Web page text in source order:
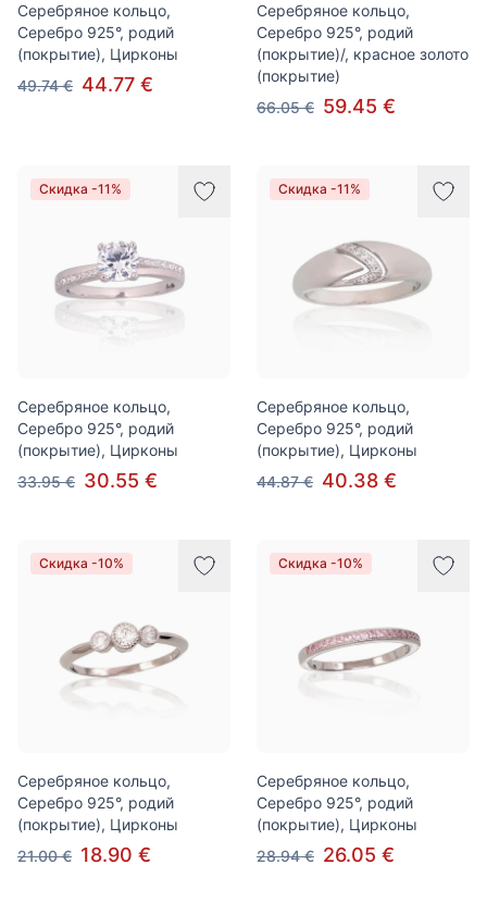
Серебряное кольцо,
Серебро 925°, родий
(покрытие), Цирконы
49.74 € 44.77 €
Серебряное кольцо,
Серебро 925°, родий
(покрытие)/, красное золото
(покрытие)
66.05 € 59.45 €
Скидка -11%
Серебряное кольцо,
Серебро 925°, родий
(покрытие), Цирконы
33.95 € 30.55 €
Скидка -11%
Серебряное кольцо,
Серебро 925°, родий
(покрытие), Цирконы
44.87 € 40.38 €
Скидка -10%
Серебряное кольцо,
Серебро 925°, родий
(покрытие), Цирконы
21.00 € 18.90 €
Скидка -10%
Серебряное кольцо,
Серебро 925°, родий
(покрытие), Цирконы
28.94 € 26.05 €